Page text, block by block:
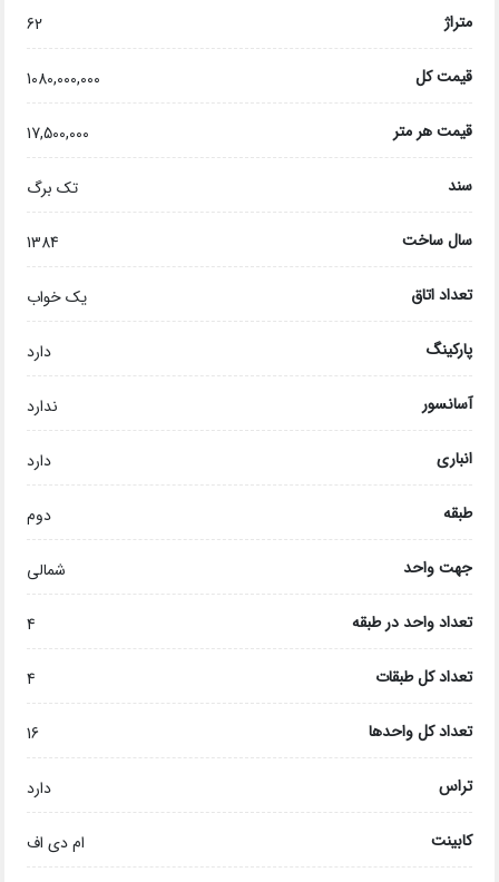
متراژ 62
قیمت کل 1080,000,000
قیمت هر متر 17,500,000
سند تک برگ
سال ساخت 1384
تعداد اتاق یک خواب
پارکینگ دارد
آسانسور ندارد
انباری دارد
طبقه دوم
جهت واحد شمالی
تعداد واحد در طبقه 4
تعداد کل طبقات 4
تعداد کل واحدها 16
تراس دارد
کابینت ام دی اف